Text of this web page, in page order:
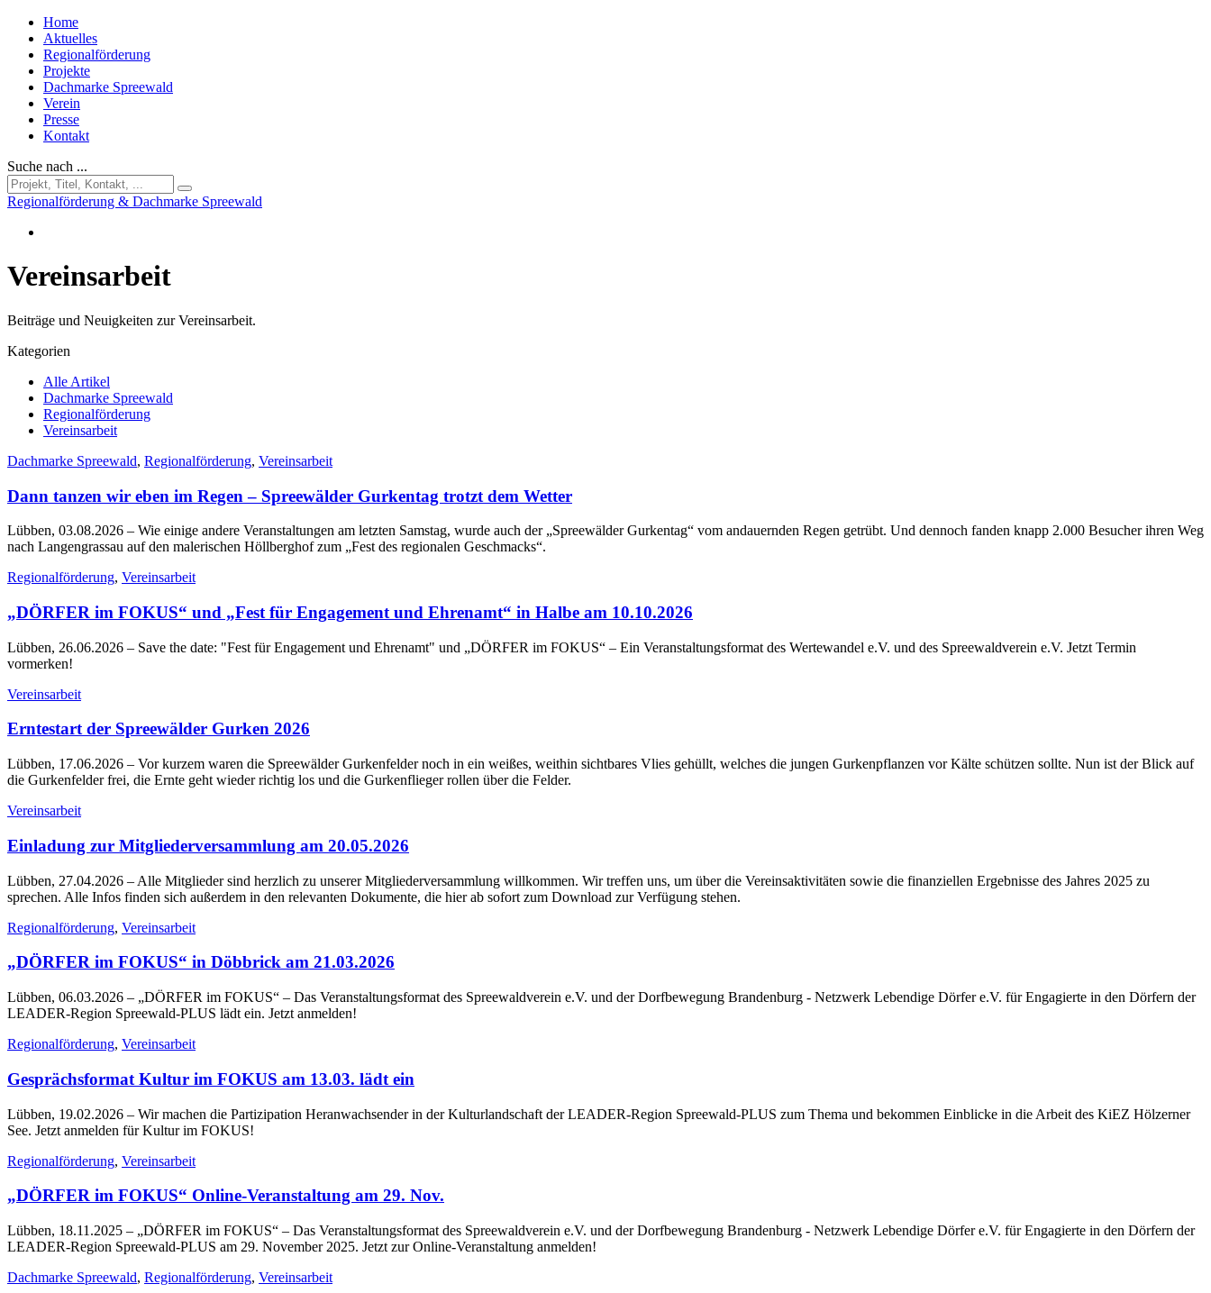
Home
Aktuelles
Regionalförderung
Projekte
Dachmarke Spreewald
Verein
Presse
Kontakt
Suche nach ...
Regionalförderung & Dachmarke Spreewald
Vereinsarbeit
Beiträge und Neuigkeiten zur Vereinsarbeit.
Kategorien
Alle Artikel
Dachmarke Spreewald
Regionalförderung
Vereinsarbeit
Dachmarke Spreewald, Regionalförderung, Vereinsarbeit
Dann tanzen wir eben im Regen – Spreewälder Gurkentag trotzt dem Wetter
Lübben, 03.08.2026 – Wie einige andere Veranstaltungen am letzten Samstag, wurde auch der „Spreewälder Gurkentag“ vom andauernden Regen getrübt. Und dennoch fanden knapp 2.000 Besucher ihren Weg
nach Langengrassau auf den malerischen Höllberghof zum „Fest des regionalen Geschmacks“.
Regionalförderung, Vereinsarbeit
„DÖRFER im FOKUS“ und „Fest für Engagement und Ehrenamt“ in Halbe am 10.10.2026
Lübben, 26.06.2026 – Save the date: "Fest für Engagement und Ehrenamt" und „DÖRFER im FOKUS“ – Ein Veranstaltungsformat des Wertewandel e.V. und des Spreewaldverein e.V. Jetzt Termin
vormerken!
Vereinsarbeit
Erntestart der Spreewälder Gurken 2026
Lübben, 17.06.2026 – Vor kurzem waren die Spreewälder Gurkenfelder noch in ein weißes, weithin sichtbares Vlies gehüllt, welches die jungen Gurkenpflanzen vor Kälte schützen sollte. Nun ist der Blick auf
die Gurkenfelder frei, die Ernte geht wieder richtig los und die Gurkenflieger rollen über die Felder.
Vereinsarbeit
Einladung zur Mitgliederversammlung am 20.05.2026
Lübben, 27.04.2026 – Alle Mitglieder sind herzlich zu unserer Mitgliederversammlung willkommen. Wir treffen uns, um über die Vereinsaktivitäten sowie die finanziellen Ergebnisse des Jahres 2025 zu
sprechen. Alle Infos finden sich außerdem in den relevanten Dokumente, die hier ab sofort zum Download zur Verfügung stehen.
Regionalförderung, Vereinsarbeit
„DÖRFER im FOKUS“ in Döbbrick am 21.03.2026
Lübben, 06.03.2026 – „DÖRFER im FOKUS“ – Das Veranstaltungsformat des Spreewaldverein e.V. und der Dorfbewegung Brandenburg - Netzwerk Lebendige Dörfer e.V. für Engagierte in den Dörfern der
LEADER-Region Spreewald-PLUS lädt ein. Jetzt anmelden!
Regionalförderung, Vereinsarbeit
Gesprächsformat Kultur im FOKUS am 13.03. lädt ein
Lübben, 19.02.2026 – Wir machen die Partizipation Heranwachsender in der Kulturlandschaft der LEADER-Region Spreewald-PLUS zum Thema und bekommen Einblicke in die Arbeit des KiEZ Hölzerner
See. Jetzt anmelden für Kultur im FOKUS!
Regionalförderung, Vereinsarbeit
„DÖRFER im FOKUS“ Online-Veranstaltung am 29. Nov.
Lübben, 18.11.2025 – „DÖRFER im FOKUS“ – Das Veranstaltungsformat des Spreewaldverein e.V. und der Dorfbewegung Brandenburg - Netzwerk Lebendige Dörfer e.V. für Engagierte in den Dörfern der
LEADER-Region Spreewald-PLUS am 29. November 2025. Jetzt zur Online-Veranstaltung anmelden!
Dachmarke Spreewald, Regionalförderung, Vereinsarbeit